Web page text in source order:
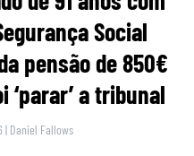
Social
pensão de 850€
‘parar’ a tribunal
| Daniel Fallows